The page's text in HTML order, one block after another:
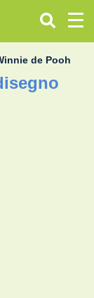
de Pooh